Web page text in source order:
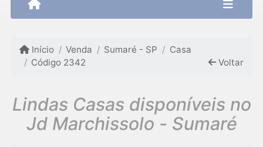
Início Venda Sumaré - SP
Casa
Código 2342
Voltar
Lindas Casas disponíveis no
Jd Marchissolo - Sumaré